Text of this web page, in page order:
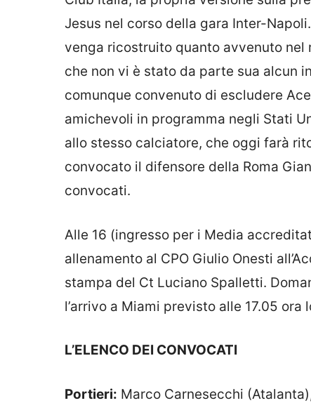
Jesus nel corso della gara Inter-
venga ricostruito quanto avvenuto nel
che non vi è stato da parte sua alcun
comunque convenuto di escludere
amichevoli in programma negli Stati
allo stesso calciatore, che oggi farà
convocato il difensore della Roma
convocati.
Alle 16 (ingresso per i Media
allenamento al CPO Giulio Onesti
stampa del Ct Luciano Spalletti.
l’arrivo a Miami previsto alle 17.05 ora
L’ELENCO DEI CONVOCATI
Portieri: Marco Carnesecchi